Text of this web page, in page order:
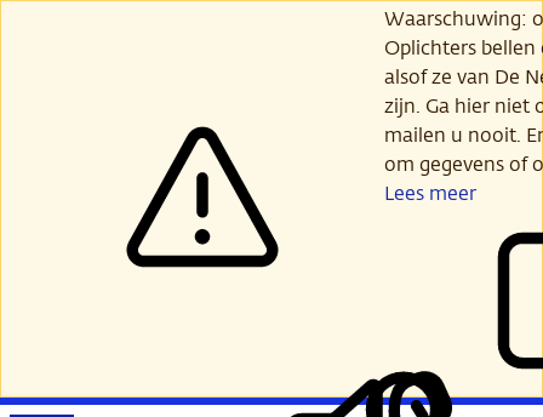
Waarschuwing:
Oplichters
alsof ze van De
zijn. Ga hier niet
mailen u nooit.
om gegevens of
Lees meer